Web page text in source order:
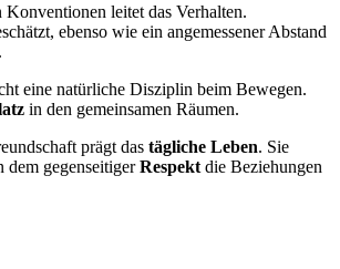
Konventionen leitet das Verhalten.
ebenso wie ein angemessener Abstand
eine natürliche Disziplin beim Bewegen.
in den gemeinsamen Räumen.
prägt das tägliche Leben. Sie
gegenseitigerRespekt die Beziehungen